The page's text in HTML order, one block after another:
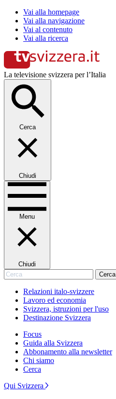
Vai alla homepage
Vai alla navigazione
Vai al contenuto
Vai alla ricerca
La televisione svizzera per l’Italia
Cerca
Chiudi
Menu
Chiudi
Cerca Cerca
Relazioni italo-svizzere
Lavoro ed economia
Svizzera, istruzioni per l'uso
Destinazione Svizzera
Focus
Guida alla Svizzera
Abbonamento alla newsletter
Chi siamo
Cerca
Qui Svizzera